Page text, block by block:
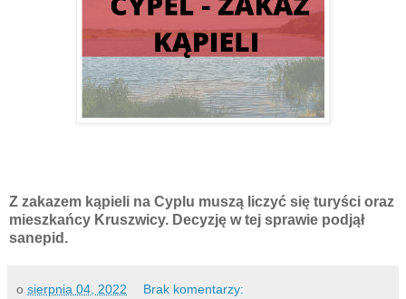
Z zakazem kąpieli na Cyplu muszą liczyć się turyści oraz
mieszkańcy Kruszwicy. Decyzję w tej sprawie podjął
sanepid.
o sierpnia 04, 2022 Brak komentarzy: